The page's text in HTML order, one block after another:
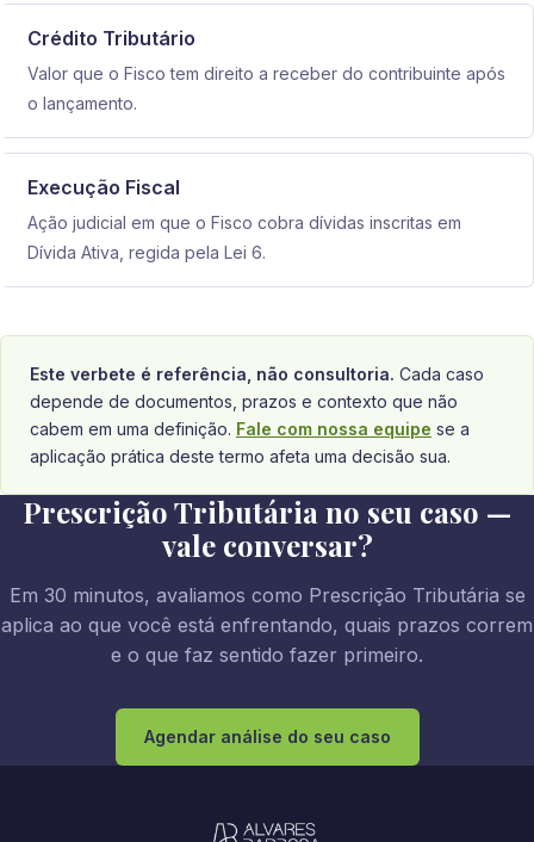
Crédito Tributário
Valor que o Fisco tem direito a receber do contribuinte após
o lançamento.
Execução Fiscal
Ação judicial em que o Fisco cobra dívidas inscritas em
Dívida Ativa, regida pela Lei 6.
Este verbete é referência, não consultoria. Cada caso
depende de documentos, prazos e contexto que não
cabem em uma definição. Fale com nossa equipe se a
aplicação prática deste termo afeta uma decisão sua.
Prescrição Tributária no seu caso —
vale conversar?
Em 30 minutos, avaliamos como Prescrição Tributária se
aplica ao que você está enfrentando, quais prazos correm
e o que faz sentido fazer primeiro.
Agendar análise do seu caso